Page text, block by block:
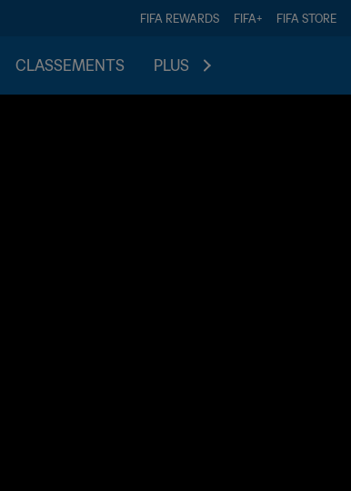
FIFA REWARDS FIFA+ FIFA STORE
CLASSEMENTS PLUS